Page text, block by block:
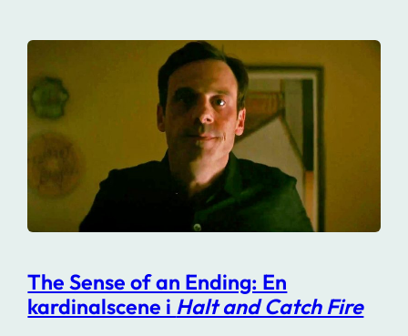
The Sense of an Ending: En
kardinalscene i Halt and Catch Fire